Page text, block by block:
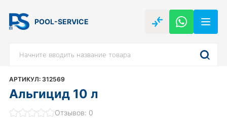
POOL-SERVICE
АРТИКУЛ: 312569
Альгицид 10 л
Отзывов: 0